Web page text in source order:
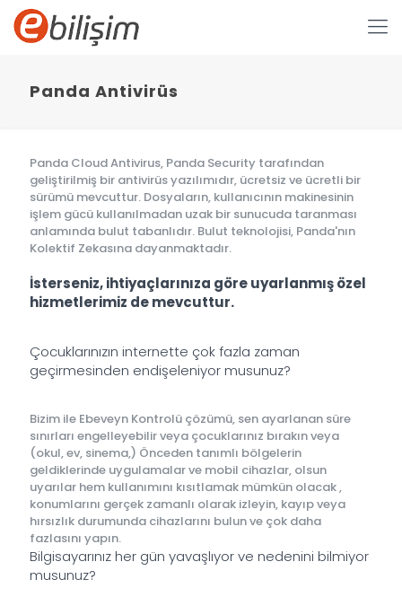
Panda Antivirüs
Panda Cloud Antivirus, Panda Security tarafından
geliştirilmiş bir antivirüs yazılımıdır, ücretsiz ve ücretli bir
sürümü mevcuttur. Dosyaların, kullanıcının makinesinin
işlem gücü kullanılmadan uzak bir sunucuda taranması
anlamında bulut tabanlıdır. Bulut teknolojisi, Panda'nın
Kolektif Zekasına dayanmaktadır.
İsterseniz, ihtiyaçlarınıza göre uyarlanmış özel
hizmetlerimiz de mevcuttur.
Çocuklarınızın internette çok fazla zaman
geçirmesinden endişeleniyor musunuz?
Bizim ile Ebeveyn Kontrolü çözümü, sen ayarlanan süre
sınırları engelleyebilir veya çocuklarınız bırakın veya
(okul, ev, sinema,) Önceden tanımlı bölgelerin
geldiklerinde uygulamalar ve mobil cihazlar, olsun
uyarılar hem kullanımını kısıtlamak mümkün olacak ,
konumlarını gerçek zamanlı olarak izleyin, kayıp veya
hırsızlık durumunda cihazlarını bulun ve çok daha
fazlasını yapın.
Bilgisayarınız her gün yavaşlıyor ve nedenini bilmiyor
musunuz?